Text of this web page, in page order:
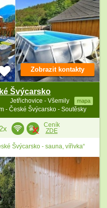
Švýcarsko
Jetřichovice - Všemily mapa
- České Švýcarsko - Soutěsky
Zobrazit kontakty
2x
Ceník
ZDE
Švýcarsko - sauna, vířivka“